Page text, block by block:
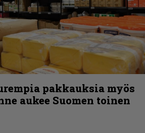
pakkauksia myös
aukee Suomen toinen